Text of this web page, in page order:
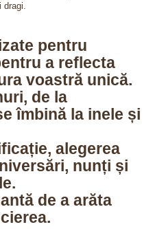
dragi.
pentru
a reflecta
voastră unică.
de la
îmbină la inele și
alegerea
nunți și
de a arăta